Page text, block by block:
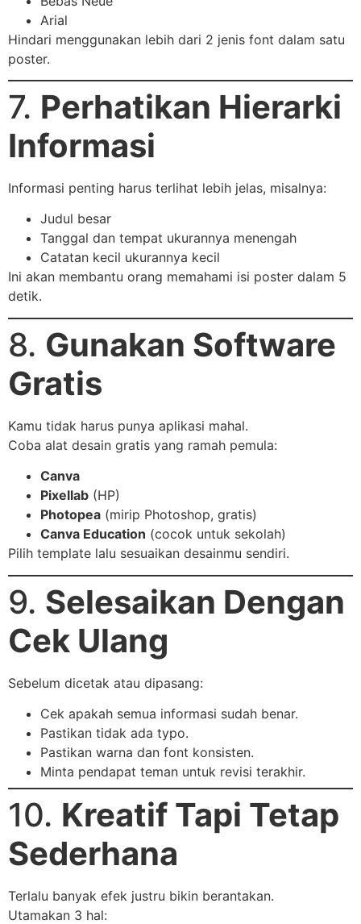
Arial
Hindari menggunakan lebih dari 2 jenis font dalam satu
poster.
7. Perhatikan Hierarki
Informasi
Informasi penting harus terlihat lebih jelas, misalnya:
Judul besar
Tanggal dan tempat ukurannya menengah
Catatan kecil ukurannya kecil
Ini akan membantu orang memahami isi poster dalam 5
detik.
8. Gunakan Software
Gratis
Kamu tidak harus punya aplikasi mahal.
Coba alat desain gratis yang ramah pemula:
Canva
Pixellab (HP)
Photopea (mirip Photoshop, gratis)
Canva Education (cocok untuk sekolah)
Pilih template lalu sesuaikan desainmu sendiri.
9. Selesaikan Dengan
Cek Ulang
Sebelum dicetak atau dipasang:
Cek apakah semua informasi sudah benar.
Pastikan tidak ada typo.
Pastikan warna dan font konsisten.
Minta pendapat teman untuk revisi terakhir.
10. Kreatif Tapi Tetap
Sederhana
Terlalu banyak efek justru bikin berantakan.
Utamakan 3 hal: